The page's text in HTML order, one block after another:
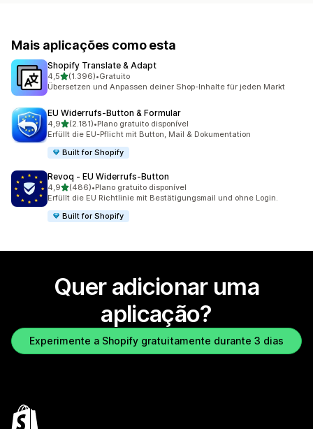
Mais aplicações como esta
Shopify Translate & Adapt
4,5de 5 estrelas
(1.396)
1396 total de avaliações
•Gratuito
Übersetzen und Anpassen deiner Shop-Inhalte für jeden Markt
EU Widerrufs‑Button & Formular
4,9de 5 estrelas
(2.181)
2181 total de avaliações
•Plano gratuito disponível
Erfüllt die EU-Pflicht mit Button, Mail & Dokumentation
Built for Shopify
Revoq ‑ EU Widerrufs‑Button
4,9de 5 estrelas
(486)
486 total de avaliações
•Plano gratuito disponível
Erfüllt die EU Richtlinie mit Bestätigungsmail und ohne Login.
Built for Shopify
Quer adicionar uma
aplicação?
Experimente a Shopify gratuitamente durante 3 dias